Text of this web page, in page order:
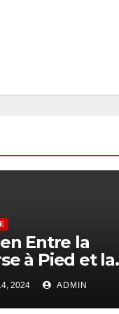
Entre la
à Pied et la
de la
Sauvage
2024 ADMIN